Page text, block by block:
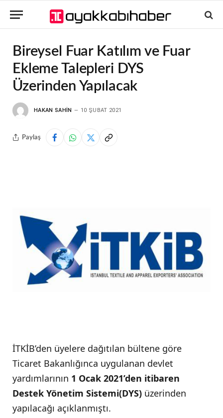
Bireysel Fuar Katılım ve Fuar
Ekleme Talepleri DYS
Üzerinden Yapılacak
HAKAN SAHIN 10 ŞUBAT 2021
Paylaş
İTKİB’den üyelere dağıtılan bültene göre
Ticaret Bakanlığınca uygulanan devlet
yardımlarının 1 Ocak 2021’den itibaren
Destek Yönetim Sistemi(DYS) üzerinden
yapılacağı açıklanmıştı.